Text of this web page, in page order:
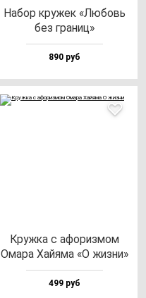
Набор кру­жек «Любовь
без гра­ниц»
890 руб
Круж­ка с афо­риз­мом
Ома­ра Хай­яма «О жиз­ни»
499 руб